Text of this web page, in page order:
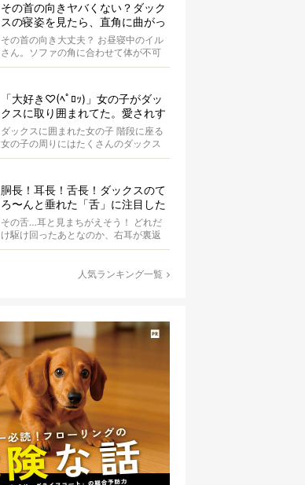
その首の向きヤバくない？ダック
スの寝姿を見たら、直角に曲がっ
てて二度見した【写真4選】
その首の向き大丈夫？ お昼寝中のイル
さん。ソファの角に合わせて体が不可
解な状態にぐにゃりと曲がっていま
「大好き♡(ﾍﾟﾛｯ)」女の子がダッ
クスに取り囲まれてた。愛されす
ぎな光景が超絶羨ましい！【動
画】
ダックスに囲まれた女の子 階段に座る
女の子の周りにはたくさんのダックス
たちがいます。 女の子はダ...
胴長！耳長！舌長！ダックスのて
ろ〜んと垂れた「舌」に注目した
結果、元気もらった。
その舌…耳と見まちがえそう！ どれだ
け駆け回ったあとなのか、右耳が裏返
ってしまっているAuraちゃん。耳の中
人気ランキング一覧